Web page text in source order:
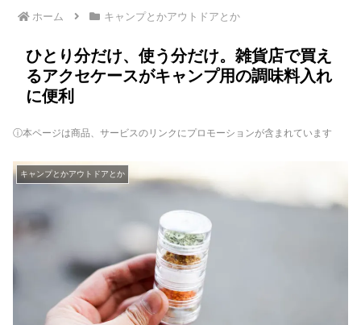
ホーム キャンプとかアウトドアとか
ひとり分だけ、使う分だけ。雑貨店で買え
るアクセケースがキャンプ用の調味料入れ
に便利
ⓘ本ページは商品、サービスのリンクにプロモーションが含まれています
キャンプとかアウトドアとか